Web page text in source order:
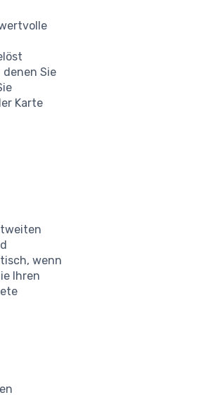
Sie
Karte
wenn
Ihren